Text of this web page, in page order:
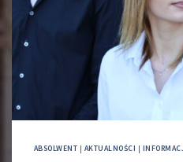
ABSOLWENT | AKTUALNOŚCI |